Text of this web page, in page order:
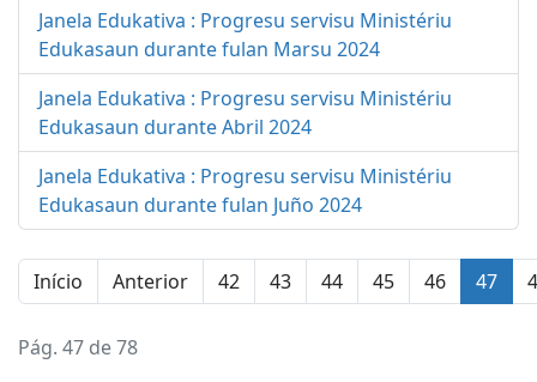
Janela Edukativa : Progresu servisu Ministériu
Edukasaun durante fulan Marsu 2024
Janela Edukativa : Progresu servisu Ministériu
Edukasaun durante Abril 2024
Janela Edukativa : Progresu servisu Ministériu
Edukasaun durante fulan Juño 2024
Início Anterior 42 43 44 45 46 47
Pág. 47 de 78